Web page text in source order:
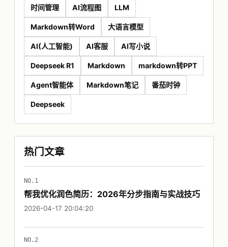
时间管理 AI流程图 LLM
Markdown转Word 大语言模型
AI(人工智能) AI客服 AI写小说
Deepseek R1 Markdown markdown转PPT
Agent智能体 Markdown笔记 番茄时钟
Deepseek
热门文章
NO.1
帮我优化润色简历：2026年分步指南与实战技巧
2026-04-17 20:04:20
NO.2